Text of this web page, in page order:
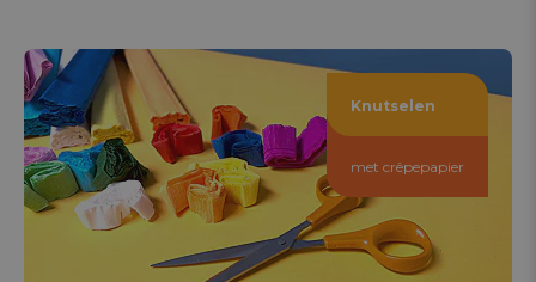
met crêpepapier
Knutselen